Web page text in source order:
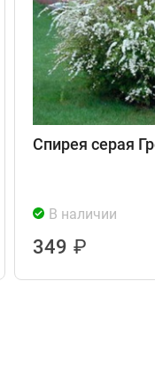
Спирея серая
В наличии
349 ₽